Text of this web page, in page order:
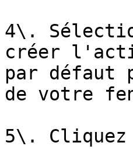
4\.
créer
par défaut
de votre
5\. Cliquez